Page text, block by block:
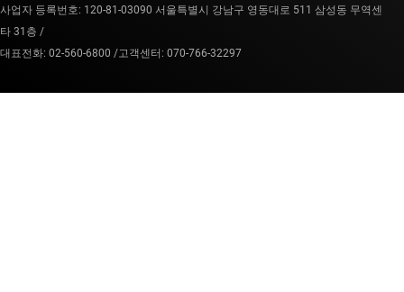
사업자 등록번호: 120-81-03090 서울특별시 강남구 영동대로 511 삼성동 무역센
타 31층 /
대표전화: 02-560-6800 /고객센터: 070-766-32297